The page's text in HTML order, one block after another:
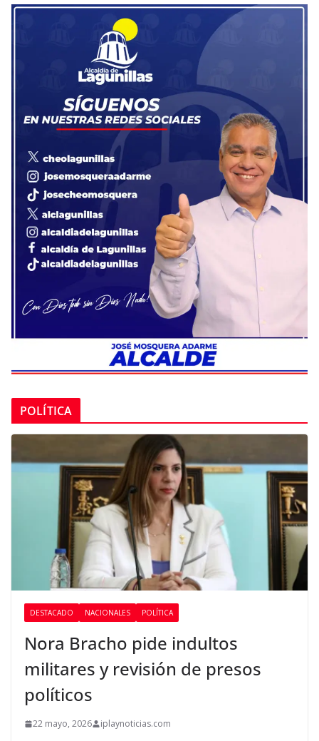
POLÍTICA
DESTACADO NACIONALES POLÍTICA
Nora Bracho pide indultos
militares y revisión de presos
políticos
22 mayo, 2026 iplaynoticias.com